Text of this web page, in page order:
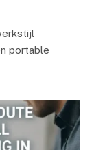
portable